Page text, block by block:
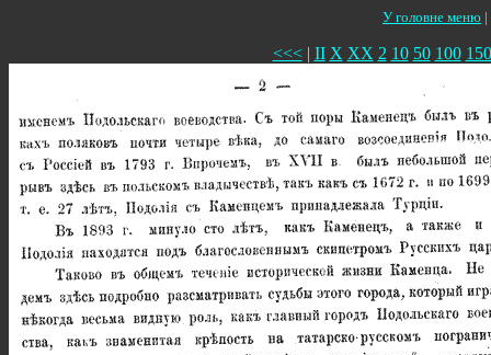
У головне меню |
<<<| II X XX 2 10 50 100 150